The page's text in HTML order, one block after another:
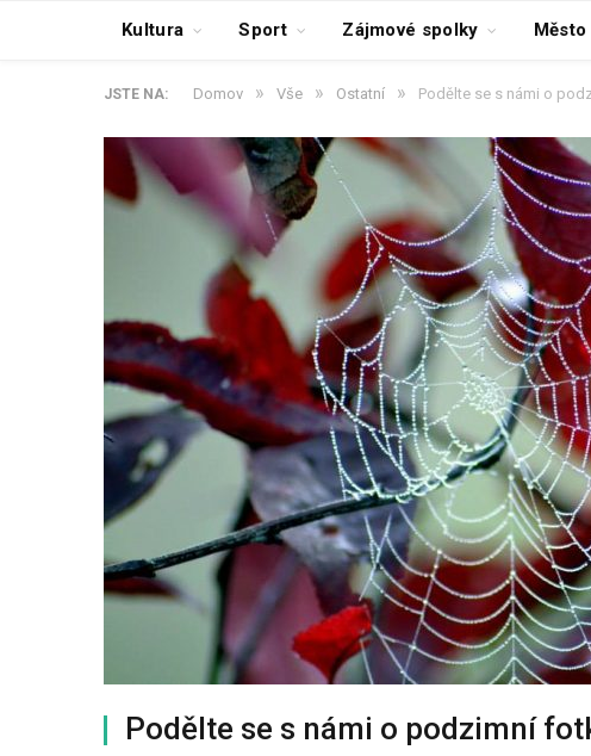
Kultura Sport Zájmové spolky
JSTE NA: Domov » Vše » Ostatní » Podělte se s námi o
Podělte se s námi o podzimní